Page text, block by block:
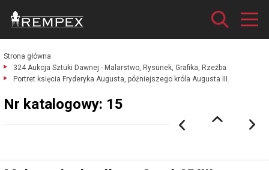
Strona główna
324 Aukcja Sztuki Dawnej - Malarstwo, Rysunek, Grafika, Rzeźba
Portret księcia Fryderyka Augusta, późniejszego króla Augusta III.
Nr katalogowy: 15